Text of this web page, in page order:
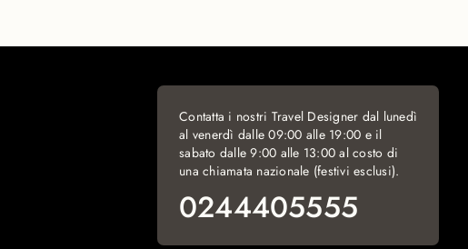
Contatta i nostri Travel Designer dal lunedì
al venerdì dalle 09:00 alle 19:00 e il
sabato dalle 9:00 alle 13:00 al costo di
una chiamata nazionale (festivi esclusi).
0244405555